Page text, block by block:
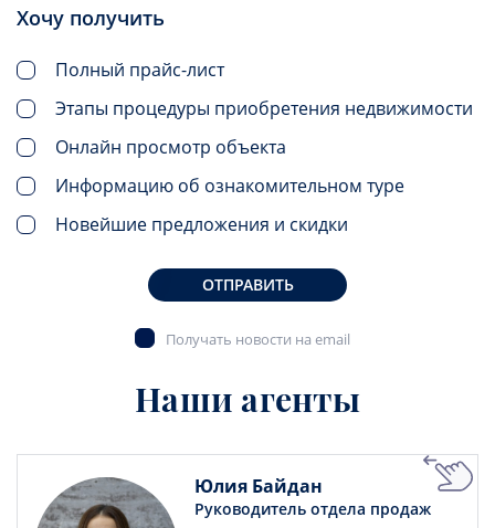
Хочу получить
Полный прайс-лист
Этапы процедуры приобретения недвижимости
Онлайн просмотр объекта
Информацию об ознакомительном туре
Новейшие предложения и скидки
ОТПРАВИТЬ
Получать новости на email
Наши агенты
Юлия Байдан
Руководитель отдела продаж